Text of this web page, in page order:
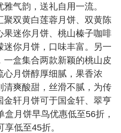
气韵，送礼自用一流。
聚双黄白莲蓉月饼、双黄陈
果迷你月饼、桃山榛子咖啡
你月饼，口味丰富。另一
一盒集合两款新颖的桃山皮
月饼醇厚细腻，果香浓
清爽酸甜，丝滑不腻，为传
金轩月饼可于国金轩、翠亨
月饼早鸟优惠低至56折，
低至45折。